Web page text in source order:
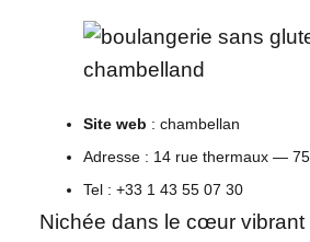
Site web : chambellan
Adresse : 14 rue thermaux —
Tel : +33 1 43 55 07 30
Nichée dans le cœur vibrant